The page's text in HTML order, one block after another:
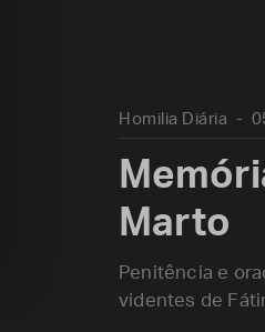
Homilia Diária
Marto
Penitência e
videntes de